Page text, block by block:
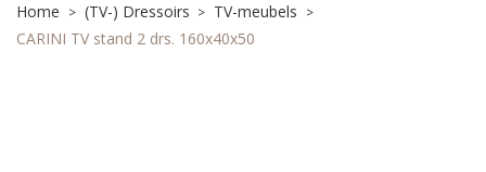
Home (TV-) Dressoirs
TV-meubels
CARINI TV stand 2 drs. 160x40x50